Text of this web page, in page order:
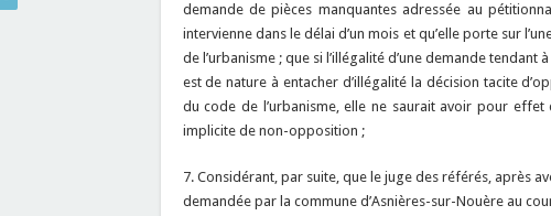
demande de pièces manquantes adressée au
intervienne dans le délai d’un mois et qu’elle porte sur
de l’urbanisme ; que si l’illégalité d’une demande
est de nature à entacher d’illégalité la décision tacite
du code de l’urbanisme, elle ne saurait avoir pour
implicite de non-opposition ;
7. Considérant, par suite, que le juge des référés, après
demandée par la commune d’Asnières-sur-Nouère au